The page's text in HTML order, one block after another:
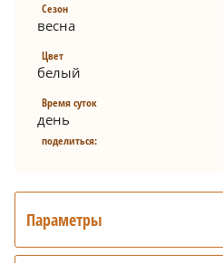
Сезон
весна
Цвет
белый
Время суток
день
поделиться:
Параметры